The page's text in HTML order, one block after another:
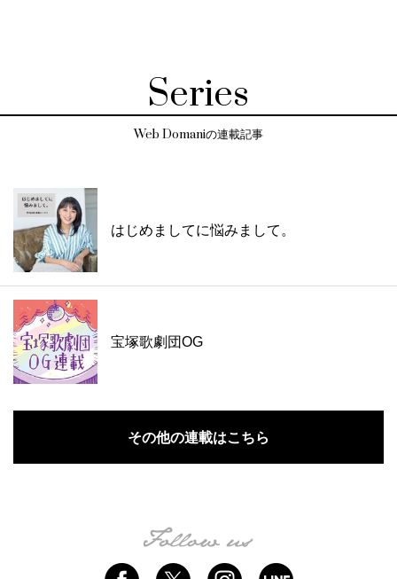
Series
Web Domaniの連載記事
はじめましてに悩みまして。
宝塚歌劇団OG
その他の連載はこちら